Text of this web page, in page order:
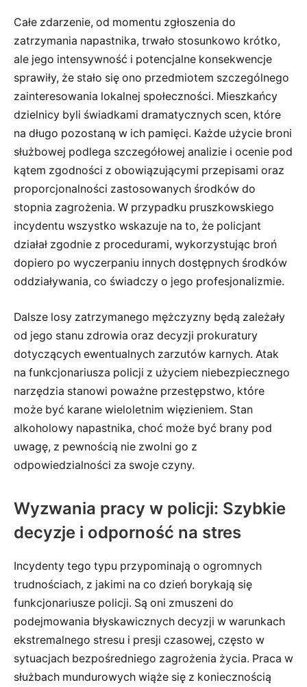
Całe zdarzenie, od momentu zgłoszenia do
zatrzymania napastnika, trwało stosunkowo krótko,
ale jego intensywność i potencjalne konsekwencje
sprawiły, że stało się ono przedmiotem szczególnego
zainteresowania lokalnej społeczności. Mieszkańcy
dzielnicy byli świadkami dramatycznych scen, które
na długo pozostaną w ich pamięci. Każde użycie broni
służbowej podlega szczegółowej analizie i ocenie pod
kątem zgodności z obowiązującymi przepisami oraz
proporcjonalności zastosowanych środków do
stopnia zagrożenia. W przypadku pruszkowskiego
incydentu wszystko wskazuje na to, że policjant
działał zgodnie z procedurami, wykorzystując broń
dopiero po wyczerpaniu innych dostępnych środków
oddziaływania, co świadczy o jego profesjonalizmie.
Dalsze losy zatrzymanego mężczyzny będą zależały
od jego stanu zdrowia oraz decyzji prokuratury
dotyczących ewentualnych zarzutów karnych. Atak
na funkcjonariusza policji z użyciem niebezpiecznego
narzędzia stanowi poważne przestępstwo, które
może być karane wieloletnim więzieniem. Stan
alkoholowy napastnika, choć może być brany pod
uwagę, z pewnością nie zwolni go z
odpowiedzialności za swoje czyny.
Wyzwania pracy w policji: Szybkie
decyzje i odporność na stres
Incydenty tego typu przypominają o ogromnych
trudnościach, z jakimi na co dzień borykają się
funkcjonariusze policji. Są oni zmuszeni do
podejmowania błyskawicznych decyzji w warunkach
ekstremalnego stresu i presji czasowej, często w
sytuacjach bezpośredniego zagrożenia życia. Praca w
służbach mundurowych wiąże się z koniecznością